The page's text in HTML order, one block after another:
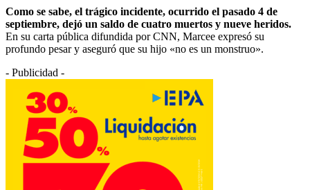
Como se sabe, el trágico incidente, ocurrido el pasado 4 de
septiembre, dejó un saldo de cuatro muertos y nueve heridos.
En su carta pública difundida por CNN, Marcee expresó su
profundo pesar y aseguró que su hijo «no es un monstruo».
- Publicidad -